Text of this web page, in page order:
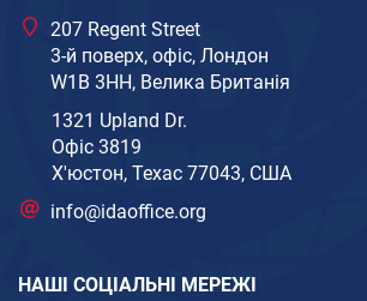
207 Regent Street
3-й поверх, офіс, Лондон
W1B 3HH, Велика Британія
1321 Upland Dr.
Офіс 3819
Х'юстон, Техас 77043, США
info@idaoffice.org
НАШІ СОЦІАЛЬНІ МЕРЕЖІ